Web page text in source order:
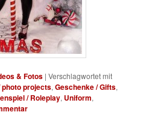
& Fotos |Verschlagwortet mit
photo projects,Geschenke / Gifts,
/ Roleplay, Uniform,